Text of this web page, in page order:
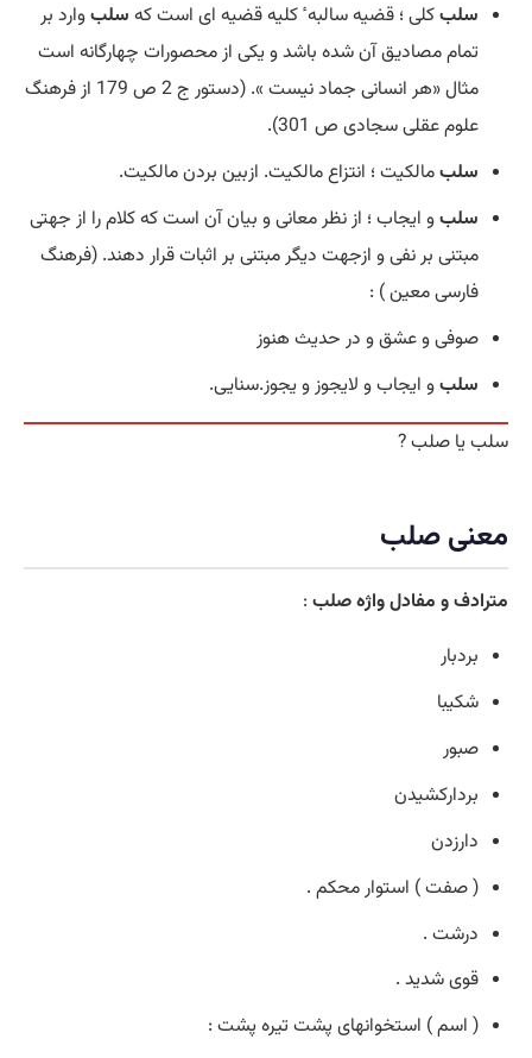
سلبکلی ؛ قضیه سالبه ٔ کلیه قضیه ای است که سلبوارد بر
تمام مصادیق آن شده باشد و یکی از محصورات چهارگانه است
مثال «هر انسانی جماد نیست ». (دستور ج 2 ص 179 از فرهنگ
علوم عقلی سجادی ص 301).
سلبمالکیت ؛ انتزاع مالکیت. ازبین بردن مالکیت.
سلبو ایجاب ؛ از نظر معانی و بیان آن است که کلام را از جهتی
مبتنی بر نفی و ازجهت دیگر مبتنی بر اثبات قرار دهند. (فرهنگ
فارسی معین ) :
صوفی و عشق و در حدیث هنوز
سلبو ایجاب و لایجوز و یجوز.سنایی.
سلب یا صلب ?
معنی صلب
مترادف و مفادل واژه صلب :
بردبار
شکیبا
صبور
بردارکشیدن
دارزدن
( صفت ) استوار محکم .
درشت .
قوی شدید .
( اسم ) استخوانهای پشت تیره پشت :